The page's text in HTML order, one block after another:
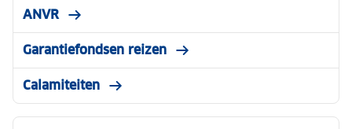
ANVR
Garantiefondsen reizen
Calamiteiten